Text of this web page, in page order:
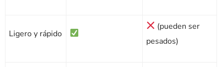
Ligero y rápido
(pueden ser
pesados)